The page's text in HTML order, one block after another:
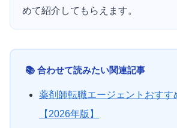
めて紹介してもらえます。
📚 合わせて読みたい関連記事
薬剤師転職エージェントおすす
【2026年版】